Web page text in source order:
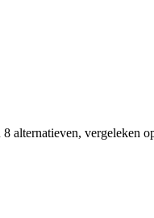
8 alternatieven, vergeleken